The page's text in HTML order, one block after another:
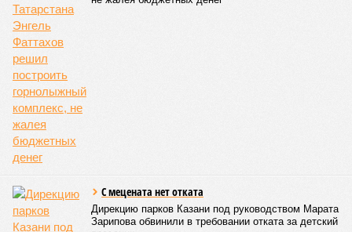
сертификации, регистрация в GACC и дорогая логистика:
ввоз живых улиток запрещён, а доставка заморозки
требует непрерывной холодовой цепи. Основной
проблемой Матвеев также назвал поиск надёжного
дистрибьютора.
Ранее сообщалось, что на фоне продления Россией и
Китаем безвизового режима до конца 2027 года и
переориентации туристических потоков из-за конфликта на
Ближнем Востоке Республика Татарстан
Поднебесной, адаптируя под них инфраструктуру и сервис.
Арина Михайлова